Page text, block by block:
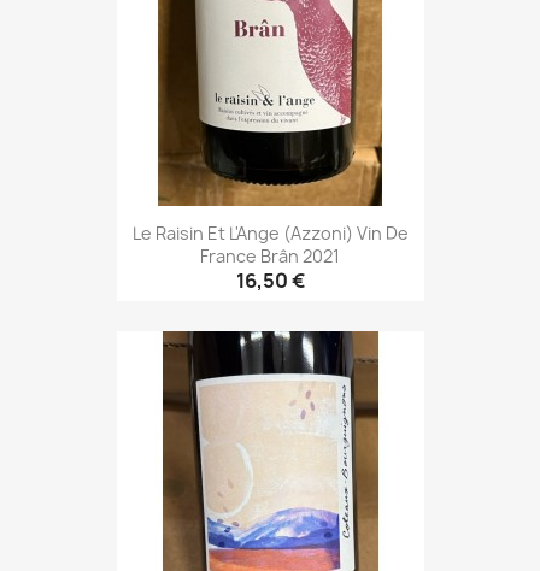
Le Raisin Et L'Ange (Azzoni) Vin De
France Brân 2021
16,50 €